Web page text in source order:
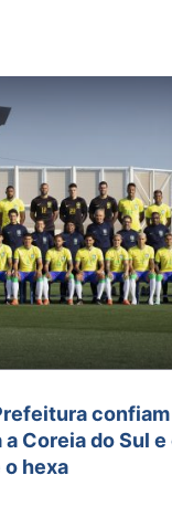
Coreia do Sul
hexa